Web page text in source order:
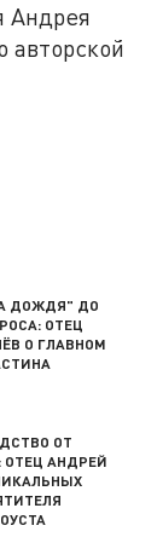
Андрея
авторской
ДОЖДЯ" ДО
ОТЕЦ
О ГЛАВНОМ
ОТ
ОТЕЦ АНДРЕЙ